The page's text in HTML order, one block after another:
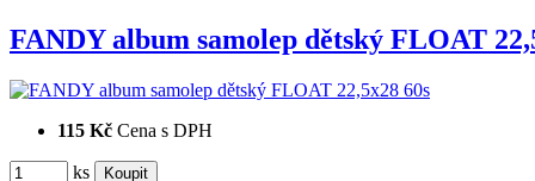
FANDY album samolep dětský FLOAT
115 Kč Cena s DPH
ks